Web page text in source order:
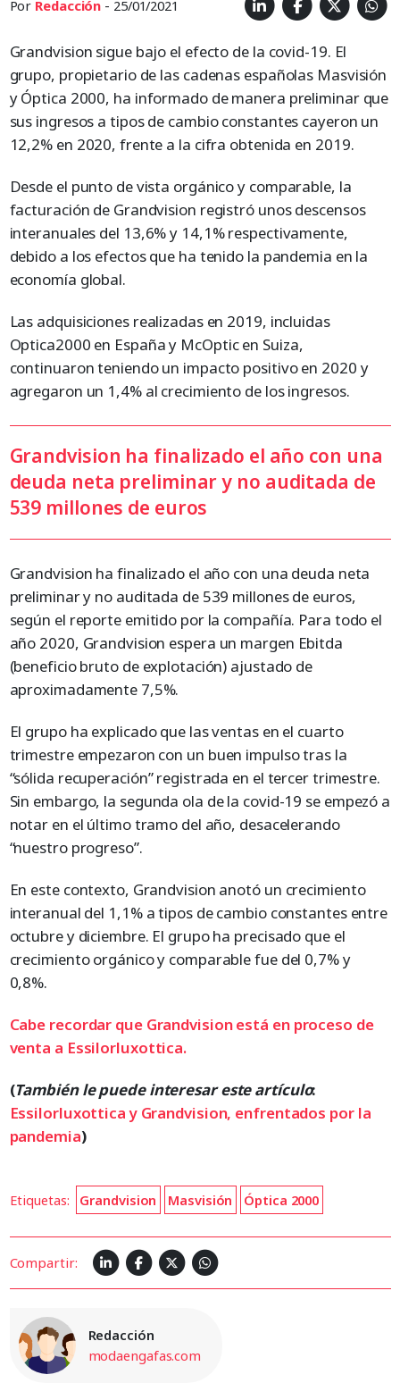
Por Redacción - 25/01/2021
Grandvision sigue bajo el efecto de la covid-19. El
grupo, propietario de las cadenas españolas Masvisión
y Óptica 2000, ha informado de manera preliminar que
sus ingresos a tipos de cambio constantes cayeron un
12,2% en 2020, frente a la cifra obtenida en 2019.
Desde el punto de vista orgánico y comparable, la
facturación de Grandvision registró unos descensos
interanuales del 13,6% y 14,1% respectivamente,
debido a los efectos que ha tenido la pandemia en la
economía global.
Las adquisiciones realizadas en 2019, incluidas
Optica2000 en España y McOptic en Suiza,
continuaron teniendo un impacto positivo en 2020 y
agregaron un 1,4% al crecimiento de los ingresos.
Grandvision ha finalizado el año con una
deuda neta preliminar y no auditada de
539 millones de euros
Grandvision ha finalizado el año con una deuda neta
preliminar y no auditada de 539 millones de euros,
según el reporte emitido por la compañía. Para todo el
año 2020, Grandvision espera un margen Ebitda
(beneficio bruto de explotación) ajustado de
aproximadamente 7,5%.
El grupo ha explicado que las ventas en el cuarto
trimestre empezaron con un buen impulso tras la
“sólida recuperación” registrada en el tercer trimestre.
Sin embargo, la segunda ola de la covid-19 se empezó a
notar en el último tramo del año, desacelerando
“nuestro progreso”.
En este contexto, Grandvision anotó un crecimiento
interanual del 1,1% a tipos de cambio constantes entre
octubre y diciembre. El grupo ha precisado que el
crecimiento orgánico y comparable fue del 0,7% y
0,8%.
Cabe recordar que Grandvision está en proceso de
venta a Essilorluxottica.
(También le puede interesar este artículo:
Essilorluxottica y Grandvision, enfrentados por la
pandemia)
Etiquetas: Grandvision Masvisión Óptica 2000
Compartir:
Redacción
modaengafas.com